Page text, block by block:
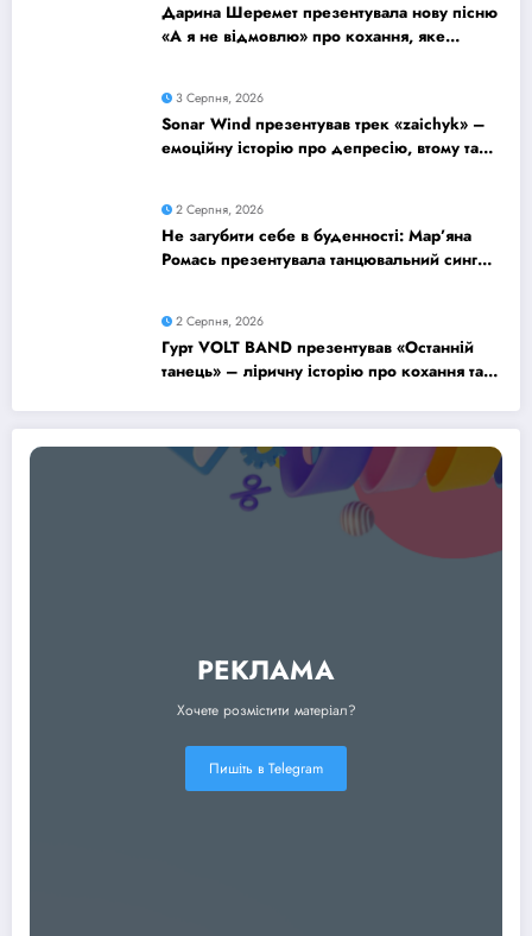
Дарина Шеремет презентувала нову пісню
«А я не відмовлю» про кохання, яке
3 Серпня, 2026
Sonar Wind презентував трек «zaichyk» –
емоційну історію про депресію, втому та
2 Серпня, 2026
Не загубити себе в буденності: Мар’яна
Ромась презентувала танцювальний сингл
2 Серпня, 2026
Гурт VOLT BAND презентував «Останній
танець» – ліричну історію про кохання та
РЕКЛАМА
Хочете розмістити матеріал?
Пишіть в Telegram